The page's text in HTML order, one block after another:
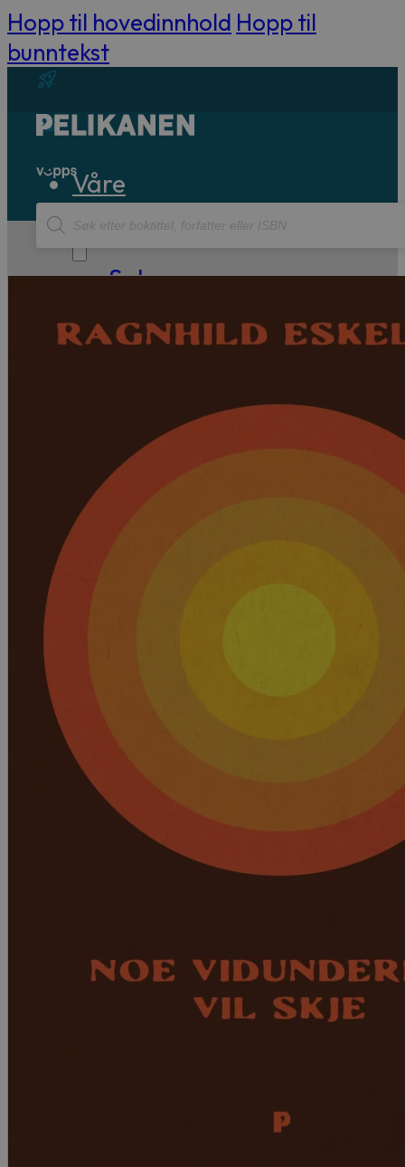
Hopp til hovedinnhold Hopp til
bunntekst
Våre
bøker
Sakprosa
Biografisk
Kritikk
Skjønnlitteratur
99,-
Forfattere
Products
search